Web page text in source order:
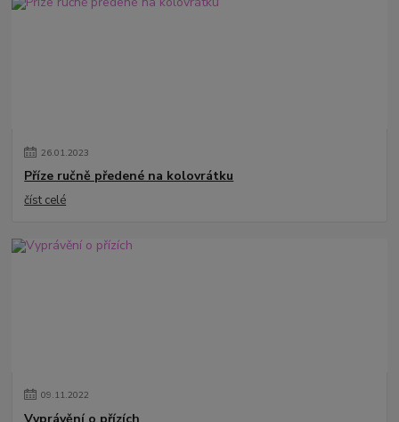
26.01.2023
Příze ručně předené na kolovrátku
číst celé
09.11.2022
Vyprávění o přízích